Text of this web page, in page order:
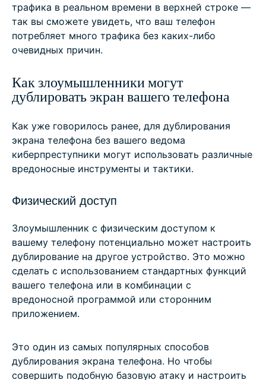
трафика в реальном времени в верхней строке —
так вы сможете увидеть, что ваш телефон
потребляет много трафика без каких-либо
очевидных причин.
Как злоумышленники могут
дублировать экран вашего телефона
Как уже говорилось ранее, для дублирования
экрана телефона без вашего ведома
киберпреступники могут использовать различные
вредоносные инструменты и тактики.
Физический доступ
Злоумышленник с физическим доступом к
вашему телефону потенциально может настроить
дублирование на другое устройство. Это можно
сделать с использованием стандартных функций
вашего телефона или в комбинации с
вредоносной программой или сторонним
приложением.
Это один из самых популярных способов
дублирования экрана телефона. Но чтобы
совершить подобную базовую атаку и настроить